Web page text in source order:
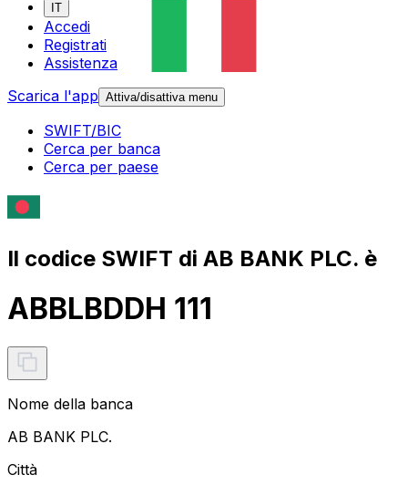
IT
Accedi
Registrati
Assistenza
Scarica l'app Attiva/disattiva menu
SWIFT/BIC
Cerca per banca
Cerca per paese
Il codice SWIFT di AB BANK PLC. è
ABBLBDDH 111
Nome della banca
AB BANK PLC.
Città